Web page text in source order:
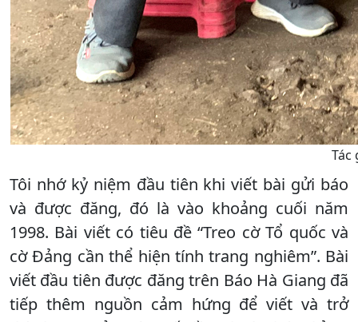
Tác
Tôi nhớ kỷ niệm đầu tiên khi viết bài gửi báo
và được đăng, đó là vào khoảng cuối năm
1998. Bài viết có tiêu đề “Treo cờ Tổ quốc và
cờ Đảng cần thể hiện tính trang nghiêm”. Bài
viết đầu tiên được đăng trên Báo Hà Giang đã
tiếp thêm nguồn cảm hứng để viết và trở